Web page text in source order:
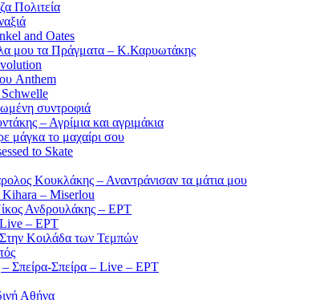
Πολιτεία
and Oates
μου τα Πράγματα – Κ.Καρυωτάκης
Anthem
συντροφιά
– Αγρίμια και αγριμάκια
μάγκα το μαχαίρι σου
to Skate
Κουκλάκης – Αναντράνισαν τα μάτια μου
– Miserlou
Ανδρουλάκης – ΕΡΤ
– ΕΡΤ
Κοιλάδα των Τεμπών
Σπείρα-Σπείρα – Live – ΕΡΤ
Αθήνα